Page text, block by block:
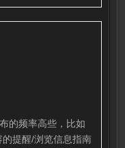
的频率高些，比如
提醒/浏览信息指南